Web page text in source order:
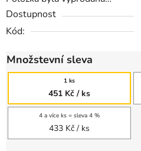
Dostupnost
Kód:
Množstevní sleva
1 ks
451 Kč / ks
4 a více ks = sleva 4 %
433 Kč / ks